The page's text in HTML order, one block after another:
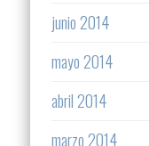
junio 2014
mayo 2014
abril 2014
marzo 2014